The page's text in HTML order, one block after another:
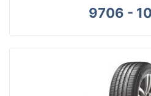
9706 -